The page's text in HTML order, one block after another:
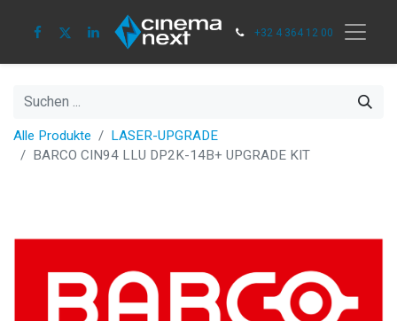
+32 4 364 12 00
Alle Produkte
LASER-UPGRADE
BARCO CIN94 LLU DP2K-14B+ UPGRADE KIT